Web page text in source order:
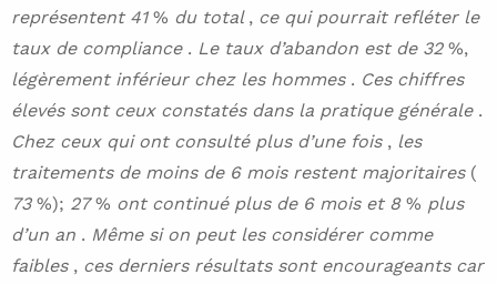
représentent 41 % du total , ce qui pourrait refléter le
taux de compliance . Le taux d’abandon est de 32 %,
légèrement inférieur chez les hommes . Ces chiffres
élevés sont ceux constatés dans la pratique générale .
Chez ceux qui ont consulté plus d’une fois , les
traitements de moins de 6 mois restent majoritaires (
73 %); 27% ont continué plus de 6 mois et 8 % plus
d’un an . Même si on peut les considérer comme
faibles , ces derniers résultats sont encourageants car